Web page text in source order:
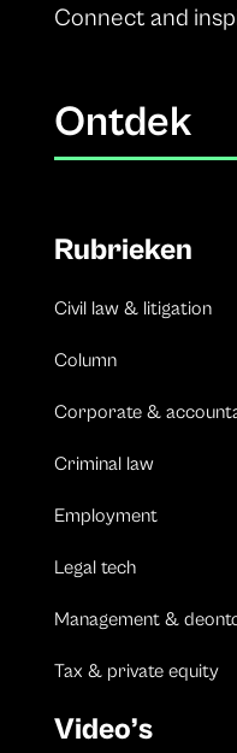
Connect and
Ontdek
Rubrieken
Civil law & litigation
Column
Corporate &
Criminal law
Employment
Legal tech
Management &
Tax & private equity
Video’s